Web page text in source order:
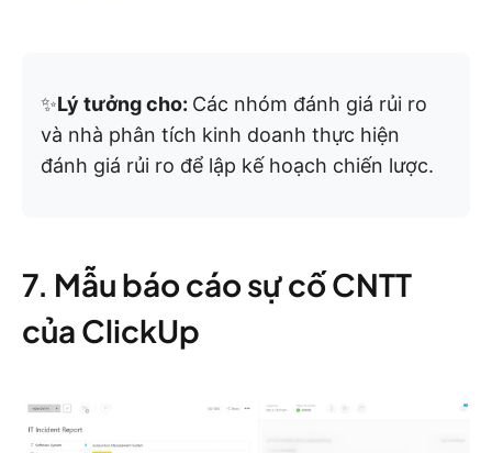
✨Lý tưởng cho: Các nhóm đánh giá rủi ro
và nhà phân tích kinh doanh thực hiện
đánh giá rủi ro để lập kế hoạch chiến lược.
7. Mẫu báo cáo sự cố CNTT
của ClickUp